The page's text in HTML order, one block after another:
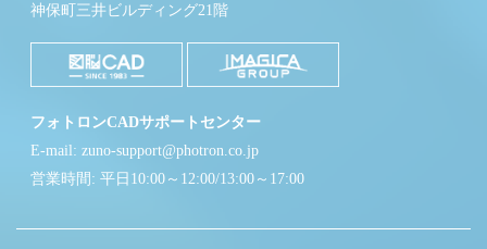
神保町三井ビルディング21階
フォトロンCADサポートセンター
E-mail: zuno-support@photron.co.jp
営業時間: 平日10:00～12:00/13:00～17:00